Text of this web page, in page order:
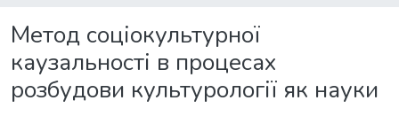
Метод соціокультурної
каузальності в процесах
розбудови культурології як науки